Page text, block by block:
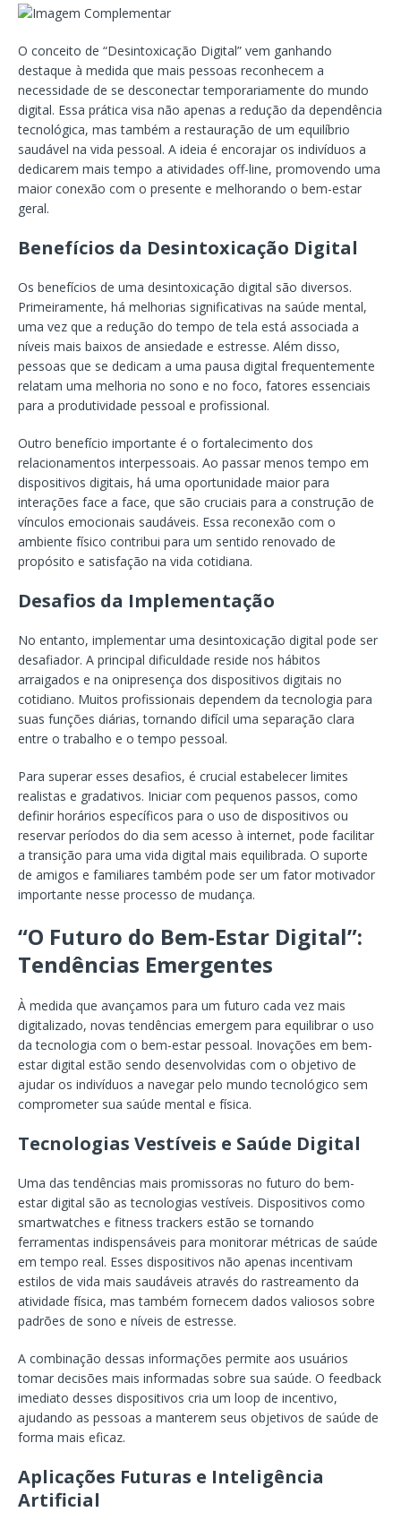
O conceito de “Desintoxicação Digital” vem ganhando
destaque à medida que mais pessoas reconhecem a
necessidade de se desconectar temporariamente do mundo
digital. Essa prática visa não apenas a redução da dependência
tecnológica, mas também a restauração de um equilíbrio
saudável na vida pessoal. A ideia é encorajar os indivíduos a
dedicarem mais tempo a atividades off-line, promovendo uma
maior conexão com o presente e melhorando o bem-estar
geral.
Benefícios da Desintoxicação Digital
Os benefícios de uma desintoxicação digital são diversos.
Primeiramente, há melhorias significativas na saúde mental,
uma vez que a redução do tempo de tela está associada a
níveis mais baixos de ansiedade e estresse. Além disso,
pessoas que se dedicam a uma pausa digital frequentemente
relatam uma melhoria no sono e no foco, fatores essenciais
para a produtividade pessoal e profissional.
Outro benefício importante é o fortalecimento dos
relacionamentos interpessoais. Ao passar menos tempo em
dispositivos digitais, há uma oportunidade maior para
interações face a face, que são cruciais para a construção de
vínculos emocionais saudáveis. Essa reconexão com o
ambiente físico contribui para um sentido renovado de
propósito e satisfação na vida cotidiana.
Desafios da Implementação
No entanto, implementar uma desintoxicação digital pode ser
desafiador. A principal dificuldade reside nos hábitos
arraigados e na onipresença dos dispositivos digitais no
cotidiano. Muitos profissionais dependem da tecnologia para
suas funções diárias, tornando difícil uma separação clara
entre o trabalho e o tempo pessoal.
Para superar esses desafios, é crucial estabelecer limites
realistas e gradativos. Iniciar com pequenos passos, como
definir horários específicos para o uso de dispositivos ou
reservar períodos do dia sem acesso à internet, pode facilitar
a transição para uma vida digital mais equilibrada. O suporte
de amigos e familiares também pode ser um fator motivador
importante nesse processo de mudança.
“O Futuro do Bem-Estar Digital”:
Tendências Emergentes
À medida que avançamos para um futuro cada vez mais
digitalizado, novas tendências emergem para equilibrar o uso
da tecnologia com o bem-estar pessoal. Inovações em bem-
estar digital estão sendo desenvolvidas com o objetivo de
ajudar os indivíduos a navegar pelo mundo tecnológico sem
comprometer sua saúde mental e física.
Tecnologias Vestíveis e Saúde Digital
Uma das tendências mais promissoras no futuro do bem-
estar digital são as tecnologias vestíveis. Dispositivos como
smartwatches e fitness trackers estão se tornando
ferramentas indispensáveis para monitorar métricas de saúde
em tempo real. Esses dispositivos não apenas incentivam
estilos de vida mais saudáveis através do rastreamento da
atividade física, mas também fornecem dados valiosos sobre
padrões de sono e níveis de estresse.
A combinação dessas informações permite aos usuários
tomar decisões mais informadas sobre sua saúde. O feedback
imediato desses dispositivos cria um loop de incentivo,
ajudando as pessoas a manterem seus objetivos de saúde de
forma mais eficaz.
Aplicações Futuras e Inteligência
Artificial